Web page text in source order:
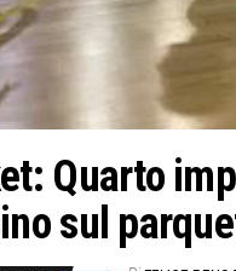
Quarto
sul